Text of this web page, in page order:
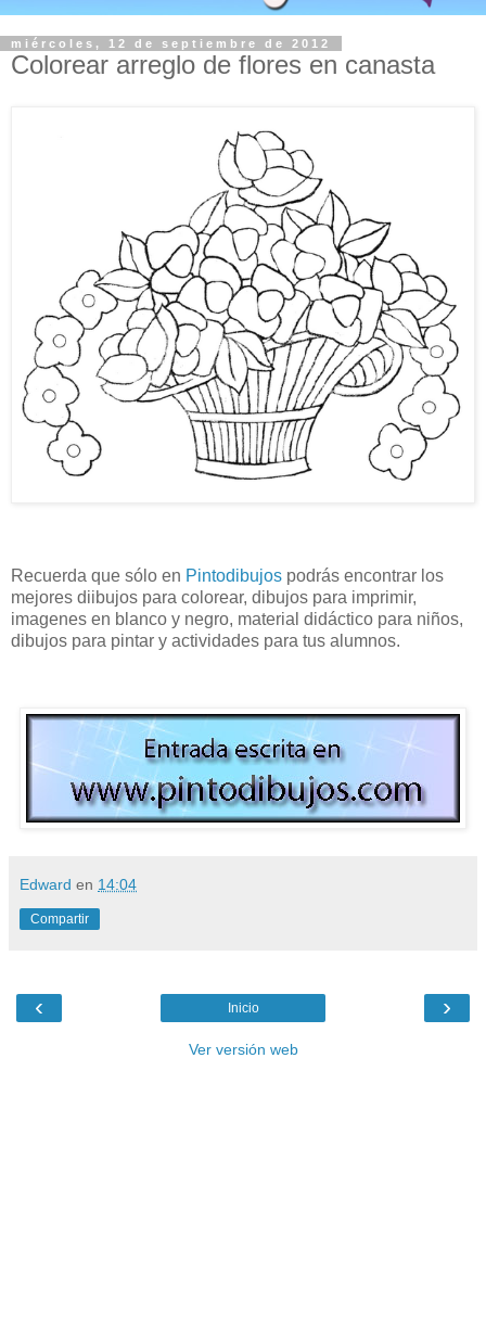
miércoles, 12 de septiembre de 2012
Colorear arreglo de flores en canasta
Recuerda que sólo en Pintodibujos podrás encontrar los
mejores diibujos para colorear, dibujos para imprimir,
imagenes en blanco y negro, material didáctico para niños,
dibujos para pintar y actividades para tus alumnos.
Edward en 14:04
Compartir
‹ ›
Inicio
Ver versión web